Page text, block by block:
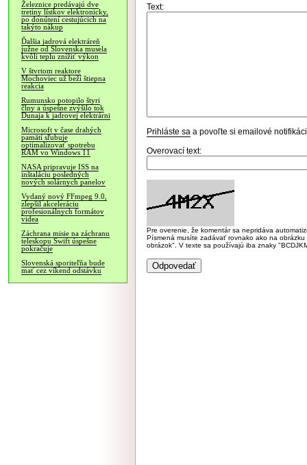
Železnice predávajú dve
tretiny lístkov elektronicky,
po donútení cestujúcich na
takýto nákup
Ďalšia jadrová elektráreň
južne od Slovenska musela
kvôli teplu znížiť výkon
V štvrtom reaktore
Mochoviec už beží štiepna
reakcia
Rumunsko potopilo štyri
člny a úspešne zvýšilo tok
Dunaja k jadrovej elektrárni
Microsoft v čase drahých
pamätí sľubuje
optimalizovať spotrebu
RAM vo Windows 11
NASA pripravuje ISS na
inštaláciu posledných
nových solárnych panelov
Vydaný nový FFmpeg 9.0,
zlepšil akceleráciu
profesionálnych formátov
videa
Záchrana misie na záchranu
teleskopu Swift úspešne
pokračuje
Slovenská sporiteľňa bude
mať cez víkend odstávku
Text:
Prihláste sa a povoľte si emailové
Overovací text:
Pre overenie, že komentár sa nepridáva
Písmená musíte zadávať rovnako ako na
obrázok". V texte sa používajú iba znaky